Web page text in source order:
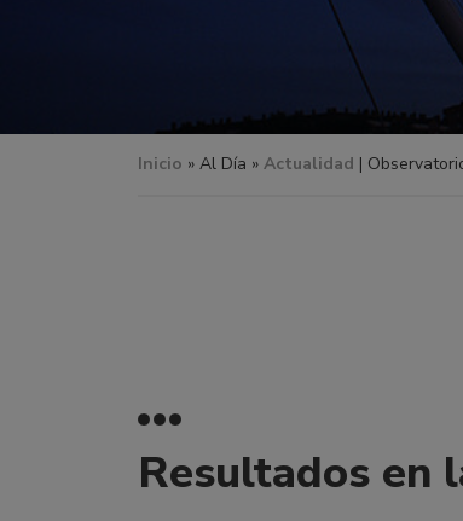
Inicio » Al Día » Actualidad |
Resultados en